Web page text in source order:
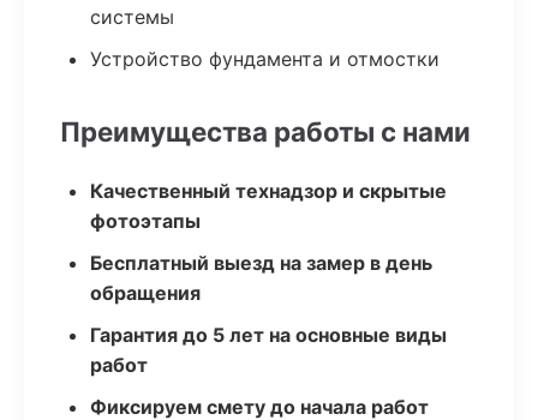
системы
Устройство фундамента и отмостки
Преимущества работы с нами
Качественный технадзор и скрытые
фотоэтапы
Бесплатный выезд на замер в день
обращения
Гарантия до 5 лет на основные виды
работ
Фиксируем смету до начала работ